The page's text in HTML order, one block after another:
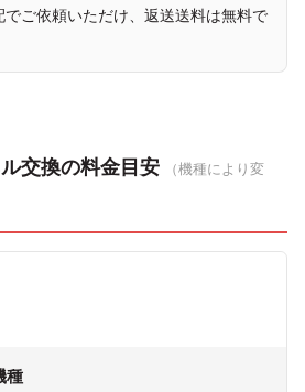
ご依頼いただけ、返送送料は無料で
交換の料金目安
（機種により変
種